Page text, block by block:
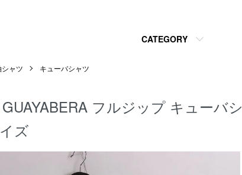
CATEGORY
シャツ キューバシャツ
フルジップ キュー
ズ